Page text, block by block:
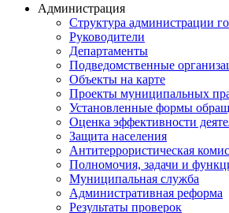
Администрация
Структура администрации
Руководители
Департаменты
Подведомственные
Объекты на карте
Проекты муниципальных
Установленные формы
Оценка эффективности
Защита населения
Антитеррористическая
Полномочия, задачи и
Муниципальная служба
Административная реформа
Результаты проверок